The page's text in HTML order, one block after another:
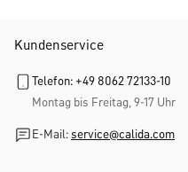
Kundenservice
Telefon: +49 8062 72133-10
Montag bis Freitag, 9-17 Uhr
E-Mail: service@calida.com